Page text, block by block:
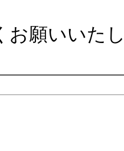
願いいた